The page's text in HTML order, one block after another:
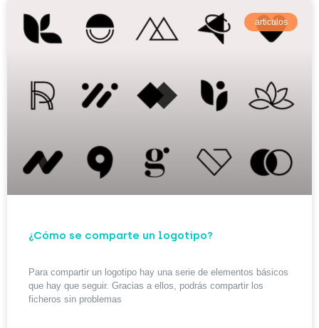
articulos
¿Cómo se comparte un logotipo?
Para compartir un logotipo hay una serie de elementos básicos
que hay que seguir. Gracias a ellos, podrás compartir los
ficheros sin problemas